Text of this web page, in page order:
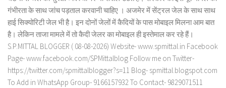
गंभीरता के साथ जांच पड़ताल करवानी चाहिए । अजमेर में सेंट्रल जेल के साथ साथ
हाई सिक्योरिटी जेल भी है। इन दोनों जेलों में कैदियों के पास मोबाइल मिलना आम बात
है। लेकिन ताजा मामले में तो कैदी जेलर का मोबाइल ही इस्तेमाल कर रहे हैं।
S.P.MITTAL BLOGGER ( 08-08-2026) Website- www.spmittal.in Facebook
Page- www.facebook.com/SPMittalblog Follow me on Twitter-
https://twitter.com/spmittalblogger?s=11 Blog- spmittal.blogspot.com
To Add in WhatsApp Group- 9166157932 To Contact- 9829071511